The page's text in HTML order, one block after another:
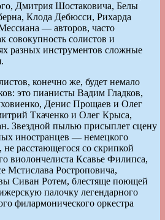
Дмитрия Шостаковича, Белы
Клода Дебюсси, Рихарда
— авторов, часто
совокупность солистов и
разных инструментов сложные
конечно же, будет немало
это пианисты Вадим Гладков,
Денис Прощаев и Олег
Ткаченко и Олег Крыса,
Звездной пылью присыплет сцену
иностранцев — немецкого
расстающегося со скрипкой
виолончелиста Ксавье Филипса,
Мстислава Ростроповича,
Сиван Ротем, блестяще поющей
палочку легендарного
филармонического оркестра